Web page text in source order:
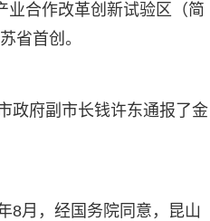
业合作改革创新试验区（简
省首创。
政府副市长钱许东通报了金
8月，经国务院同意，昆山